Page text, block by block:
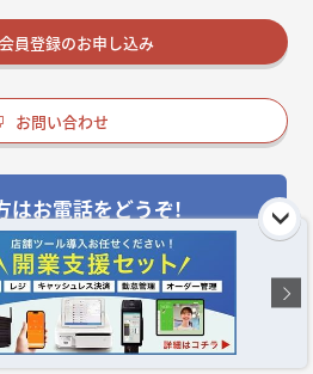
員登録のお申し込み
お問い合わせ
はお電話をどうぞ!
10:00～17:00(土日祝休)
3533-1265